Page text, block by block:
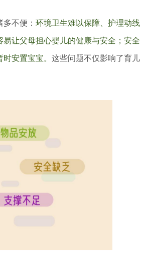
不便： 环境卫生难以保障、护理动线
让父母担心婴儿的健康与安全；安全
安置宝宝。 这些问题不仅影响了育儿